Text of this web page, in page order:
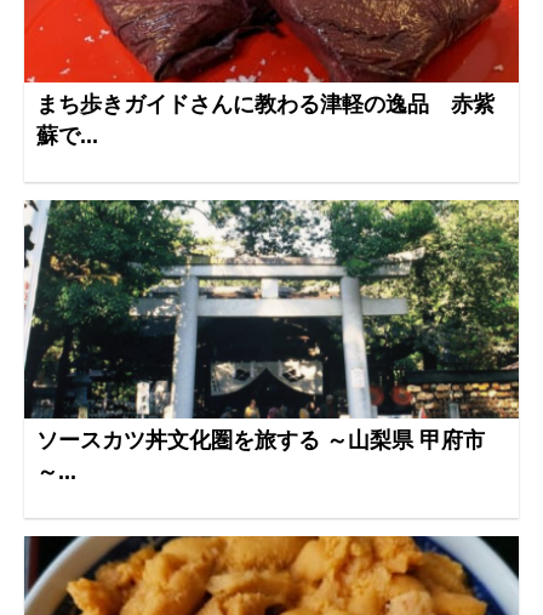
まち歩きガイドさんに教わる津軽の逸品 赤紫
蘇で...
ソースカツ丼文化圏を旅する ～山梨県 甲府市
～...